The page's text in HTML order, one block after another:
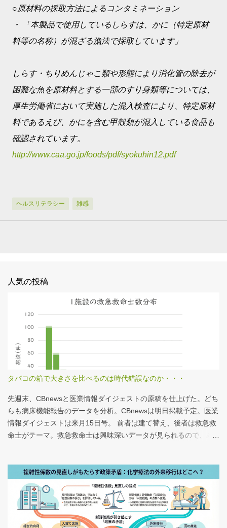
○原材料の採取方法によるコンタミネーション
・ 「本製品で使用しているしらすは、かに（特定原材
料等の名称）が混ざる漁法で採取しています」
しらす・ちりめんじゃこ類や形態により消化管の除去が
困難な魚を原材料とする一部のすり身類等については、
厚生労働省において実施した混入検査により、特定原材
料であるえび、かにを含む甲殻類が混入している食品も
確認されています。
http://www.caa.go.jp/foods/pdf/syokuhin12.pdf
ヘルスリテラシー 雑感
人気の投稿
タバコの箱で大きさを比べるのは時代錯誤なのか・・・
先週末、CBnewsと医業情報ダイジェストの原稿を仕上げた。どち
らも病床機能報告のデータを分析。CBnewsは明日掲載予定。医業
情報ダイジェストは来月15日号。 前者は建て替え、後者は救急救
命士がテーマ。救急救命士は興味深いデータが見られるので、み
は、医業情報ダイジェストの記事をお読みください！なのだが、
分析結果の一例は下のグラフ。 病床機能報告（2023年度報告）を
基に作成 ※救急救命士の人数は常勤・非常勤（常勤換算）の合
計。人数が0人の施設は集計に含まない この施設は何人いるんだろ
う？、あの施設は何人だろう？と見てみるだけでも十分興味深い